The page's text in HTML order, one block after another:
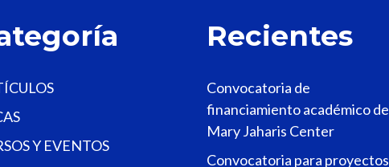
Y EVENTOS
Recientes
Convocatoria de
financiamiento académico de
Mary Jaharis Center
Convocatoria para proyectos